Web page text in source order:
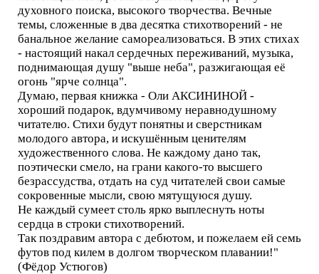
духовного поиска, высокого творчества. Вечные
темы, сложенные в два десятка стихотворений - не
банальное желание самореализоваться. В этих стихах
- настоящий накал сердечных переживаний, музыка,
поднимающая душу "выше неба", разжигающая её
огонь "ярче солнца".
Думаю, первая книжка - Оли АКСИНИНОЙ -
хороший подарок, вдумчивому неравнодушному
читателю. Стихи будут понятны и сверстникам
молодого автора, и искушённым ценителям
художественного слова. Не каждому дано так,
поэтически смело, на грани какого-то высшего
безрассудства, отдать на суд читателей свои самые
сокровенные мысли, свою мятущуюся душу.
Не каждый сумеет столь ярко выплеснуть ноты
сердца в строки стихотворений.
Так поздравим автора с дебютом, и пожелаем ей семь
футов под килем в долгом творческом плавании!"
(Фёдор Устюгов)